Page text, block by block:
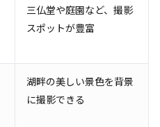
三仏堂や庭園など、撮影
スポットが豊富
湖畔の美しい景色を背景
に撮影できる